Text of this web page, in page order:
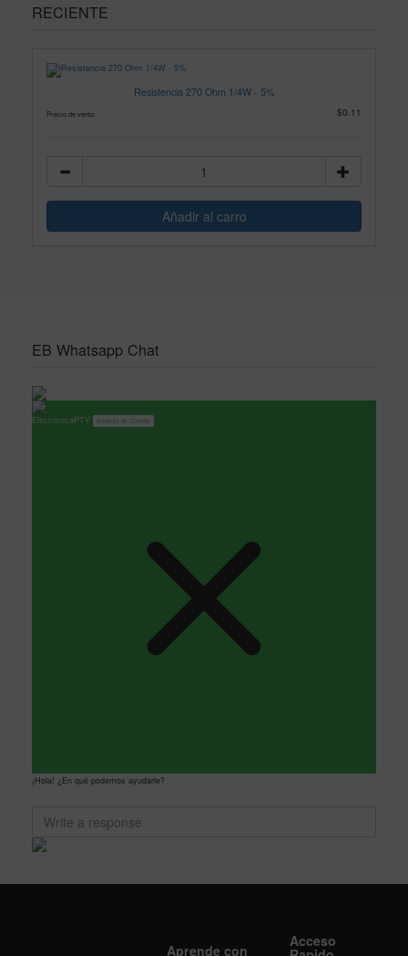
RECIENTE
Resistencia 270 Ohm 1/4W - 5%
Precio de venta: $0.11
EB Whatsapp Chat
ElectronicaPTY Servicio Al Cliente
¡Hola! ¿En qué podemos ayudarle?
Aprende con
Acceso